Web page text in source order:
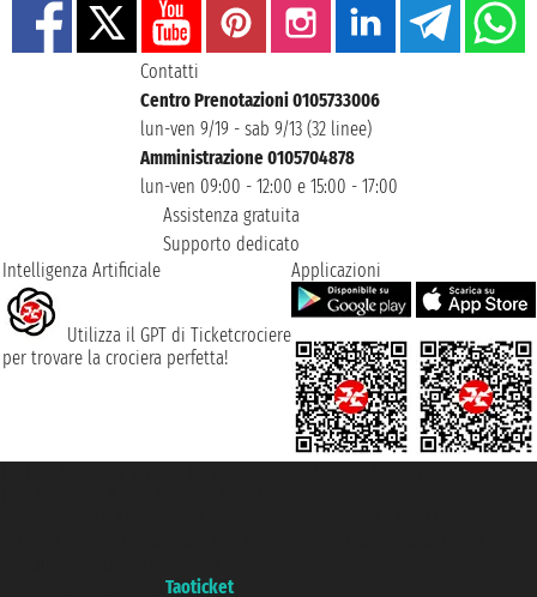
Contatti
Centro Prenotazioni 0105733006
lun-ven 9/19 - sab 9/13 (32 linee)
Amministrazione 0105704878
lun-ven 09:00 - 12:00 e 15:00 - 17:00
Assistenza gratuita
Supporto dedicato
Intelligenza Artificiale
Utilizza il GPT di Ticketcrociere
per trovare la crociera perfetta!
Applicazioni
Taoticket